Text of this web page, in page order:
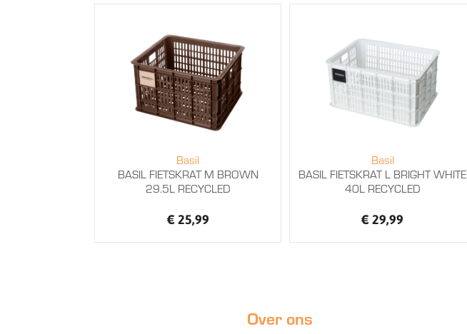
Basil
BASIL FIETSKRAT M BROWN
29.5L RECYCLED
€ 25,99
Basil
BASIL FIETSKRAT L BRIGHT WHITE
40L RECYCLED
€ 29,99
Over ons